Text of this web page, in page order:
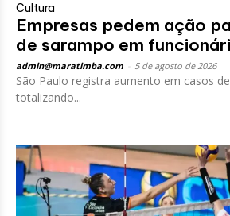
Cultura
Empresas pedem ação
de sarampo em
admin@maratimba.com 5 de agosto de 2026
São Paulo registra aumento em casos
totalizando...